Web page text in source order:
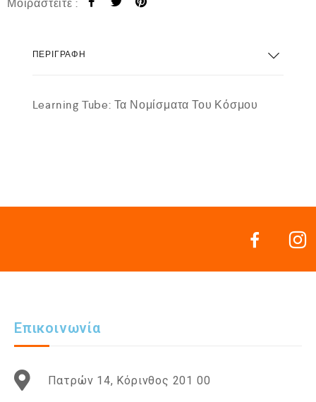
Μοιραστείτε :
ΠΕΡΙΓΡΑΦΉ
Learning Tube: Τα Νομίσματα Του Κόσμου
Επικοινωνία
Πατρών 14, Κόρινθος 201 00